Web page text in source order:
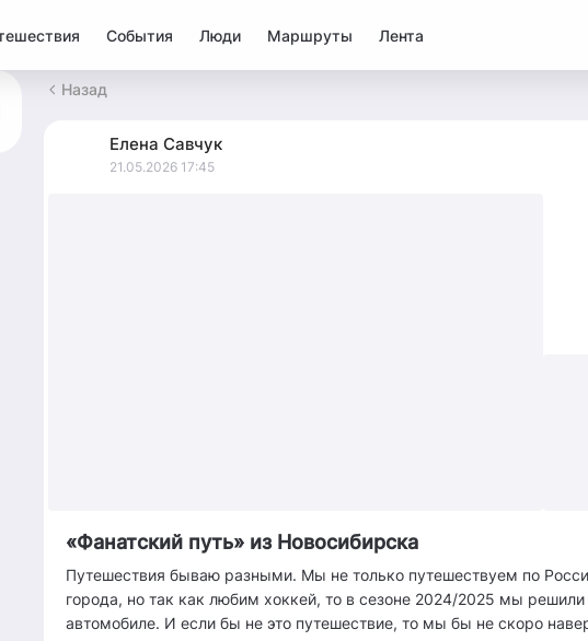
События Люди Маршруты Лента
Назад
Елена Савчук
21.05.2026 17:45
«Фанатский путь» из Новосибирска
Путешествия бываю разными. Мы не только путешествуем по
города, но так как любим хоккей, то в сезоне 2024/2025 мы
автомобиле. И если бы не это путешествие, то мы бы не скоро